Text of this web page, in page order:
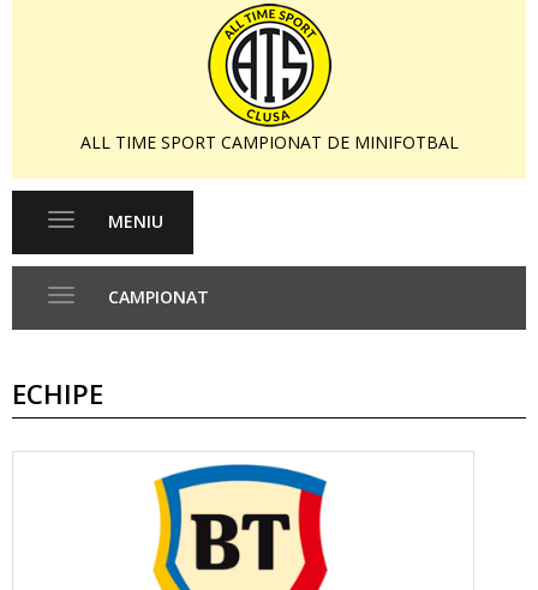
ALL TIME SPORT CAMPIONAT DE MINIFOTBAL
Toggle
MENIU
CAMPIONAT
ECHIPE